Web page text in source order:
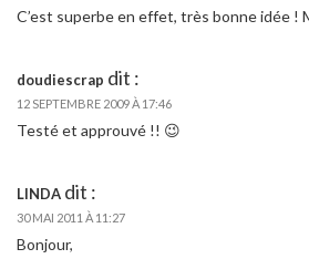
C’est superbe en effet, très bonne idée !
doudiescrap dit :
12 SEPTEMBRE 2009 À 17:46
Testé et approuvé !! 😉
LINDA dit :
30 MAI 2011 À 11:27
Bonjour,